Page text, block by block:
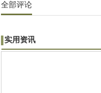
全部评论
实用资讯